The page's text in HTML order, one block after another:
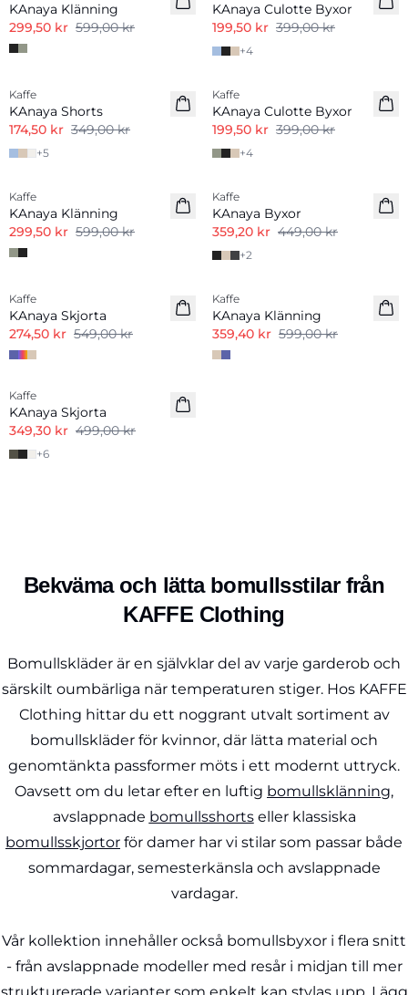
KAnaya Klänning
299,50 kr 599,00 kr
KAnaya Culotte Byxor
199,50 kr 399,00 kr
+4
Kaffe
KAnaya Shorts
174,50 kr 349,00 kr
+5
Kaffe
KAnaya Culotte Byxor
199,50 kr 399,00 kr
+4
Kaffe
KAnaya Klänning
299,50 kr 599,00 kr
Kaffe
KAnaya Byxor
359,20 kr 449,00 kr
+2
Kaffe
KAnaya Skjorta
274,50 kr 549,00 kr
Kaffe
KAnaya Klänning
359,40 kr 599,00 kr
-30%
Kaffe
KAnaya Skjorta
349,30 kr 499,00 kr
+6
Bekväma och lätta bomullsstilar från
KAFFE Clothing
Bomullskläder är en självklar del av varje garderob och
särskilt oumbärliga när temperaturen stiger. Hos KAFFE
Clothing hittar du ett noggrant utvalt sortiment av
bomullskläder för kvinnor, där lätta material och
genomtänkta passformer möts i ett modernt uttryck.
Oavsett om du letar efter en luftig bomullsklänning,
avslappnade bomullsshortseller klassiska
bomullsskjortor för damer har vi stilar som passar både
sommardagar, semesterkänsla och avslappnade
vardagar.
Vår kollektion innehåller också bomullsbyxor i flera snitt
- från avslappnade modeller med resår i midjan till mer